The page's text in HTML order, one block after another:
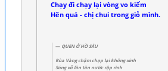
Chạy đi chạy lại vòng vo kiếm
Hên quá - chị chui trong giỏ mình.
QUEN Ở HỒ SÂU
Rùa Vàng chậm chạp lại không xinh
Sóng vỗ lăn tăn nước rập rình